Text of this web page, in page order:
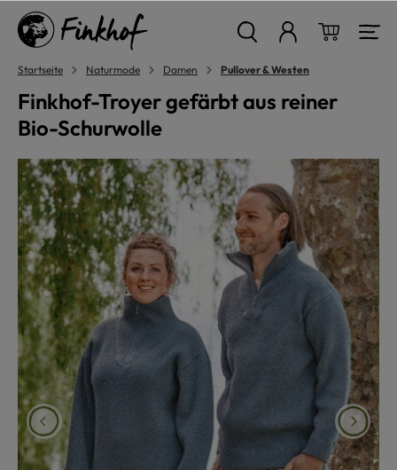
springen
Startseite Naturmode Damen Pullover & Westen
Finkhof-Troyer gefärbt aus reiner
Bio-Schurwolle
Bildergalerie überspringen